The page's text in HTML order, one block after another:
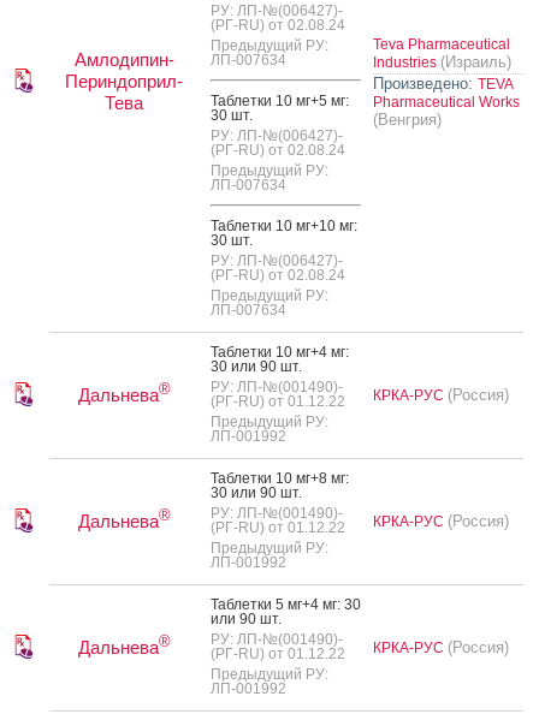
Амлодипин-
Периндоприл-
Тева
РУ: ЛП-№(006427)-
(РГ-RU) от 02.08.24
Предыдущий РУ:
ЛП-007634
Таб­летки 10 мг+5 мг:
30 шт.
РУ: ЛП-№(006427)-
(РГ-RU) от 02.08.24
Предыдущий РУ:
ЛП-007634
Таб­летки 10 мг+10 мг:
30 шт.
РУ: ЛП-№(006427)-
(РГ-RU) от 02.08.24
Предыдущий РУ:
ЛП-007634
Teva Pharmaceutical
Industries (Израиль)
Произведено: TEVA
Pharmaceutical Works
(Венгрия)
Дальнева®
Таб­летки 10 мг+4 мг:
30 или 90 шт.
РУ: ЛП-№(001490)-
(РГ-RU) от 01.12.22
Предыдущий РУ:
ЛП-001992
КРКА-РУС (Россия)
Дальнева®
Таб­летки 10 мг+8 мг:
30 или 90 шт.
РУ: ЛП-№(001490)-
(РГ-RU) от 01.12.22
Предыдущий РУ:
ЛП-001992
КРКА-РУС (Россия)
Дальнева®
Таб­летки 5 мг+4 мг: 30
или 90 шт.
РУ: ЛП-№(001490)-
(РГ-RU) от 01.12.22
Предыдущий РУ:
ЛП-001992
КРКА-РУС (Россия)